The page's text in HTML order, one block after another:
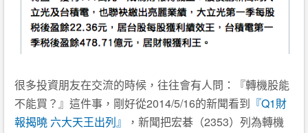
很多投資朋友在交流的時候，往往會有人問：『轉機股能
不能買？』這件事，剛好從2014/5/16的新聞看到 『Q1財
報揭曉 六大天王出列』
，新聞把宏碁（2353）列為轉機